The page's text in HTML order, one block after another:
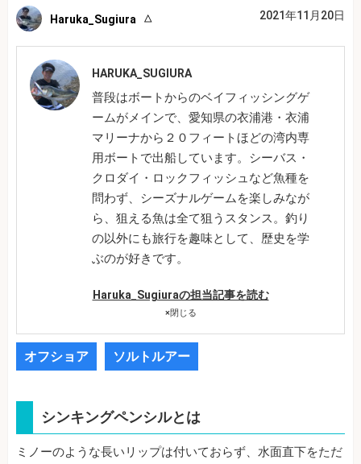
Haruka_Sugiura 2021年11月20日
HARUKA_SUGIURA
普段はボートからのベイフィッシングゲ
ームがメインで、愛知県の衣浦港・衣浦
マリーナから２０フィートほどの湾内専
用ボートで出船しています。シーバス・
クロダイ・ロックフィッシュなど魚種を
問わず、シーズナルゲームを楽しみなが
ら、狙える魚は全て狙うスタンス。釣り
の以外にも旅行を趣味として、歴史を学
ぶのが好きです。
Haruka_Sugiuraの担当記事を読む
×閉じる
オフショア ソルトルアー
シンキングペンシルとは
ミノーのような長いリップは付いておらず、水面直下をただ